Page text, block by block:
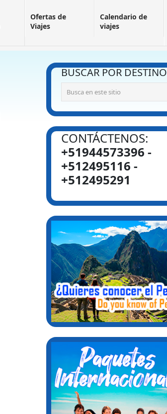
Ofertas de
Viajes
Calendario de
viajes
BUSCAR POR DESTINO
CONTÁCTENOS:
+51944573396 -
+512495116 -
+512495291